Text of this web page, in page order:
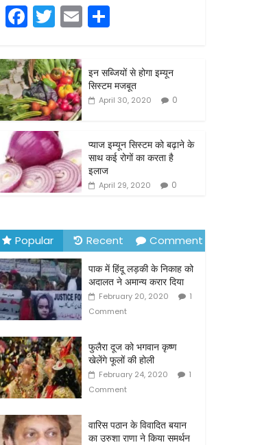
F
a
c
e
b
o
o
k
T
w
itt
er
E
m
ar
e
इन सब्जियों से होगा इम्यून
सिस्टम मजबूत
April 30, 2020 0
प्याज इम्यून सिस्टम को बढ़ाने के
साथ कई रोगों का करता है
इलाज
April 29, 2020 0
Popular Recent Comment
पाक में हिंदू लड़की के निकाह को
अदालत ने अमान्य करार दिया
February 20, 2020
1
Comment
फुलैरा दूज को भगवान कृष्ण
खेलेंगे फूलों की होली
February 24, 2020
1
Comment
वारिस पठान के विवादित बयान
का उरुशा राणा ने किया समर्थन